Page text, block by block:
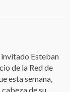
Esteban
de la Red de
esta semana,
de su